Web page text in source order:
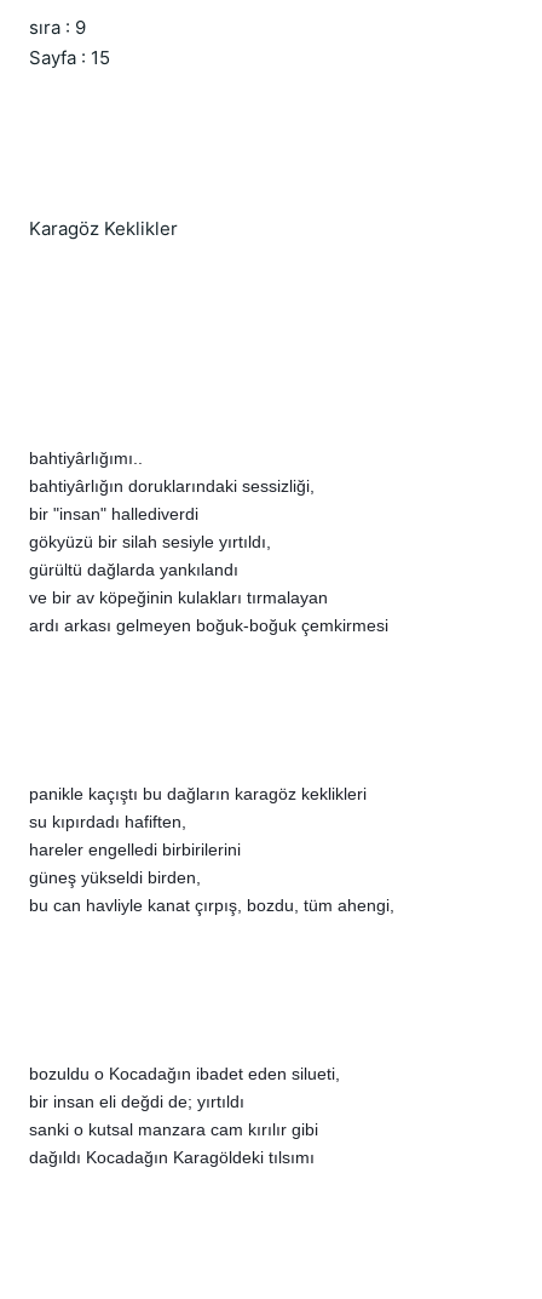
sıra : 9
Sayfa : 15
Karagöz Keklikler
bahtiyârlığımı..
bahtiyârlığın doruklarındaki sessizliği,
bir "insan" hallediverdi
gökyüzü bir silah sesiyle yırtıldı,
gürültü dağlarda yankılandı
ve bir av köpeğinin kulakları tırmalayan
ardı arkası gelmeyen boğuk-boğuk çemkirmesi
panikle kaçıştı bu dağların karagöz keklikleri
su kıpırdadı hafiften,
hareler engelledi birbirilerini
güneş yükseldi birden,
bu can havliyle kanat çırpış, bozdu, tüm ahengi,
bozuldu o Kocadağın ibadet eden silueti,
bir insan eli değdi de; yırtıldı
sanki o kutsal manzara cam kırılır gibi
dağıldı Kocadağın Karagöldeki tılsımı